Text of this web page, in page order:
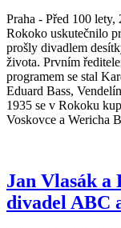
Praha - Před 100
Rokoko uskutečnilo
prošly divadlem
života. Prvním
programem se stal
Eduard Bass,
1935 se v Rokoku
Voskovce a Wericha
Jan Vlasák a
divadel ABC